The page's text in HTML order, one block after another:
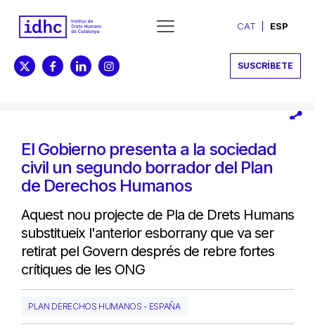
CAT ESP
SUSCRÍBETE
El Gobierno presenta a la sociedad
civil un segundo borrador del Plan
de Derechos Humanos
Aquest nou projecte de Pla de Drets Humans
substitueix l'anterior esborrany que va ser
retirat pel Govern després de rebre fortes
crítiques de les ONG
PLAN DERECHOS HUMANOS - ESPAÑA